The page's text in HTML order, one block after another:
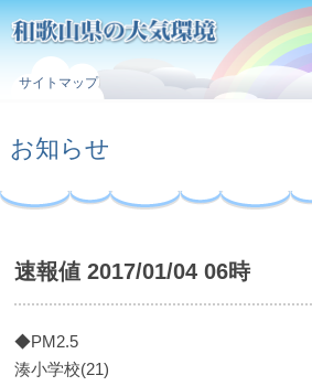
サイトマップ
お知らせ
速報値 2017/01/04 06時
◆PM2.5
湊小学校(21)